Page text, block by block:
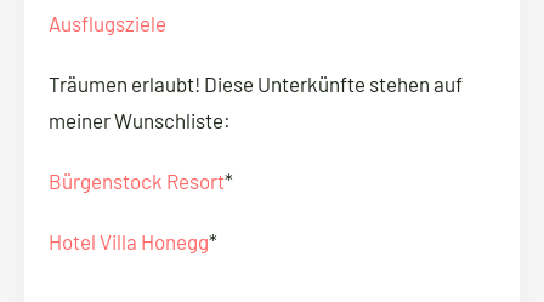
Ausflugsziele
Träumen erlaubt! Diese Unterkünfte stehen auf
meiner Wunschliste:
Bürgenstock Resort*
Hotel Villa Honegg*